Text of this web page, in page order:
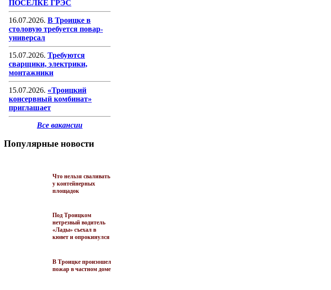
ПОСЁЛКЕ ГРЭС
16.07.2026. В Троицке в
столовую требуется повар-
универсал
15.07.2026. Требуются
сварщики, электрики,
монтажники
15.07.2026. «Троицкий
консервный комбинат»
приглашает
Все вакансии
Популярные новости
Что нельзя сваливать
у контейнерных
площадок
Под Троицком
нетрезвый водитель
«Лады» съехал в
кювет и опрокинулся
В Троицке произошел
пожар в частном доме